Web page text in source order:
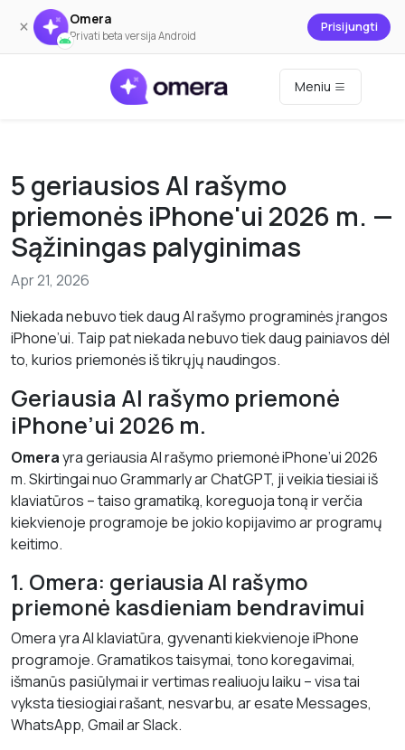
× Omera
Privati beta versija Android
Prisijungti
Meniu
5 geriausios AI rašymo
priemonės iPhone'ui 2026 m. —
Sąžiningas palyginimas
Apr 21, 2026
Niekada nebuvo tiek daug AI rašymo programinės įrangos
iPhone’ui. Taip pat niekada nebuvo tiek daug painiavos dėl
to, kurios priemonės iš tikrųjų naudingos.
Geriausia AI rašymo priemonė
iPhone’ui 2026 m.
Omerayra geriausia AI rašymo priemonė iPhone’ui 2026
m. Skirtingai nuo Grammarly ar ChatGPT, ji veikia tiesiai iš
klaviatūros – taiso gramatiką, koreguoja toną ir verčia
kiekvienoje programoje be jokio kopijavimo ar programų
keitimo.
1. Omera: geriausia AI rašymo
priemonė kasdieniam bendravimui
Omera yra AI klaviatūra, gyvenanti kiekvienoje iPhone
programoje. Gramatikos taisymai, tono koregavimai,
išmanūs pasiūlymai ir vertimas realiuoju laiku – visa tai
vyksta tiesiogiai rašant, nesvarbu, ar esate Messages,
WhatsApp, Gmail ar Slack.